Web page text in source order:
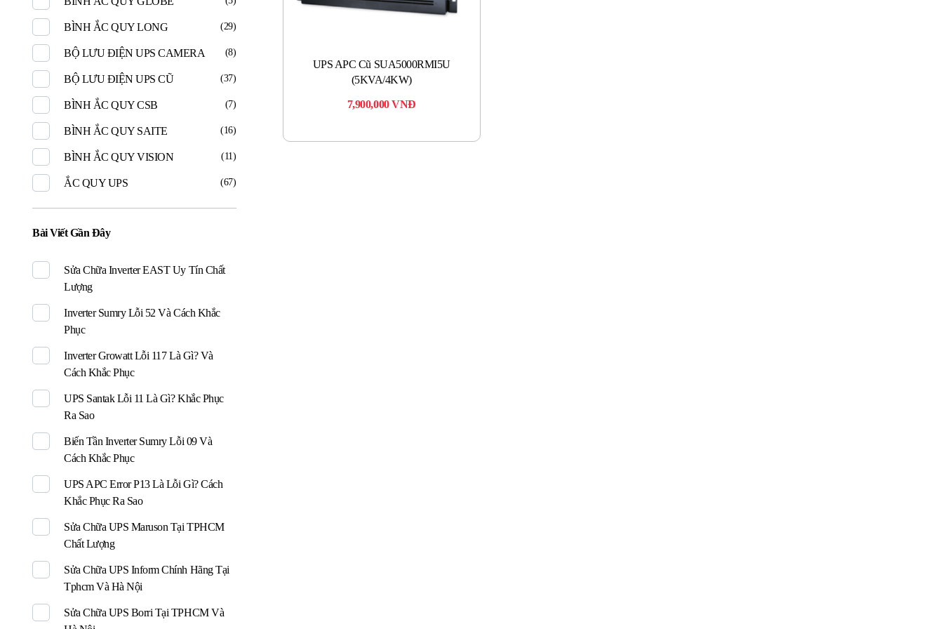
UPS APC Cũ SUA5000RMI5U
(5KVA/4KW)
7,900,000VNĐ
BÌNH ẮC QUY LONG (29)
BỘ LƯU ĐIỆN UPS CAMERA (8)
BỘ LƯU ĐIỆN UPS CŨ (37)
BÌNH ẮC QUY CSB (7)
BÌNH ẮC QUY SAITE (16)
BÌNH ẮC QUY VISION (11)
ẮC QUY UPS (67)
Bài Viết Gần Đây
Sửa Chữa Inverter EAST Uy Tín Chất
Lượng
Inverter Sumry Lỗi 52 Và Cách Khắc
Phục
Inverter Growatt Lỗi 117 Là Gì? Và
Cách Khắc Phục
UPS Santak Lỗi 11 Là Gì? Khắc Phục
Ra Sao
Biến Tần Inverter Sumry Lỗi 09 Và
Cách Khắc Phục
UPS APC Error P13 Là Lỗi Gì? Cách
Khắc Phục Ra Sao
Sửa Chữa UPS Maruson Tại TPHCM
Chất Lượng
Sửa Chữa UPS Inform Chính Hãng Tại
Tphcm Và Hà Nội
Sửa Chữa UPS Borri Tại TPHCM Và